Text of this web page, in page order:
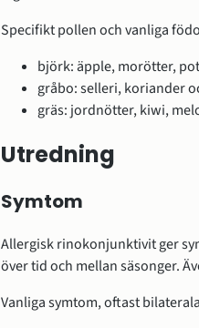
Specifikt pollen och vanliga
björk: äpple, morötter,
gråbo: selleri, koriander
gräs: jordnötter, kiwi,
Utredning
Symtom
Allergisk rinokonjunktivit ger
över tid och mellan säsonger.
Vanliga symtom, oftast